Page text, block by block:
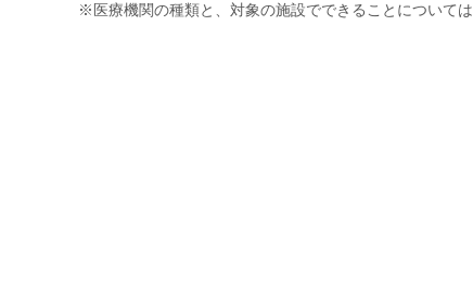
※医療機関の種類と、対象の施設でできることについては